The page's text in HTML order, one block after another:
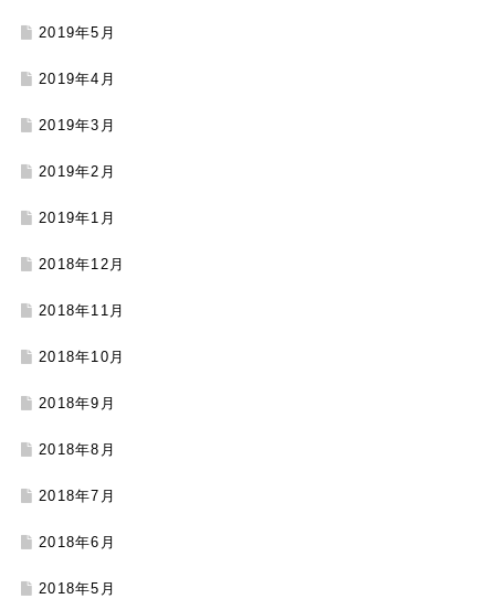
2019年5月
2019年4月
2019年3月
2019年2月
2019年1月
2018年12月
2018年11月
2018年10月
2018年9月
2018年8月
2018年7月
2018年6月
2018年5月